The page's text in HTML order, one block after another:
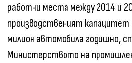
работни места между 2014 и
производственият капацитет
милион автомобила годишно,
Министерството на